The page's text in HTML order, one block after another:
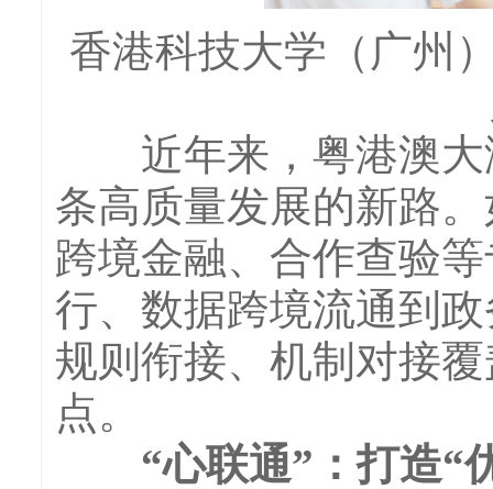
香港科技大学（广州
近年来，粤港澳大
条高质量发展的新路
跨境金融、合作查验
行、数据跨境流通到
规则衔接、机制对接
点。
“心联通”：打造“